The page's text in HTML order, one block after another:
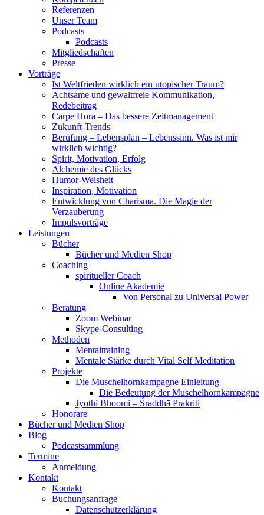
Referenzen
Unser Team
Podcasts
Podcasts
Mitgliedschaften
Presse
Vorträge
Ist Weltfrieden wirklich ein utopischer Traum?
Achtsame und gewaltfreie Kommunikation,
Redebeitrag
Carpe Hora – Das bessere Zeitmanagement
Zukunft-Trends
Berufung – Lebensplan – Lebenssinn. Was ist mir
wirklich wichtig?
Spirit, Motivation, Erfolg
Alchemie des Glücks
Humor-Weisheit
Inspiration, Motivation
Entwicklung von Charisma. Die Magie der
Verzauberung
Impulsvorträge
Leistungen
Bücher
Bücher und Medien Shop
Coaching
spiritueller Coach
Online Akademie
Von Personal zu Universal Power
Beratung
Zoom Webinar
Skype-Consulting
Methoden
Mentaltraining
Mentale Stärke durch Vital Self Meditation
Projekte
Die Muschelhornkampagne Einleitung
Die Bedeutung der Muschelhornkampagne
Jyothi Bhoomi – Śraddhā Prakriti
Honorare
Bücher und Medien Shop
Blog
Podcastsammlung
Termine
Anmeldung
Kontakt
Kontakt
Buchungsanfrage
Datenschutzerklärung